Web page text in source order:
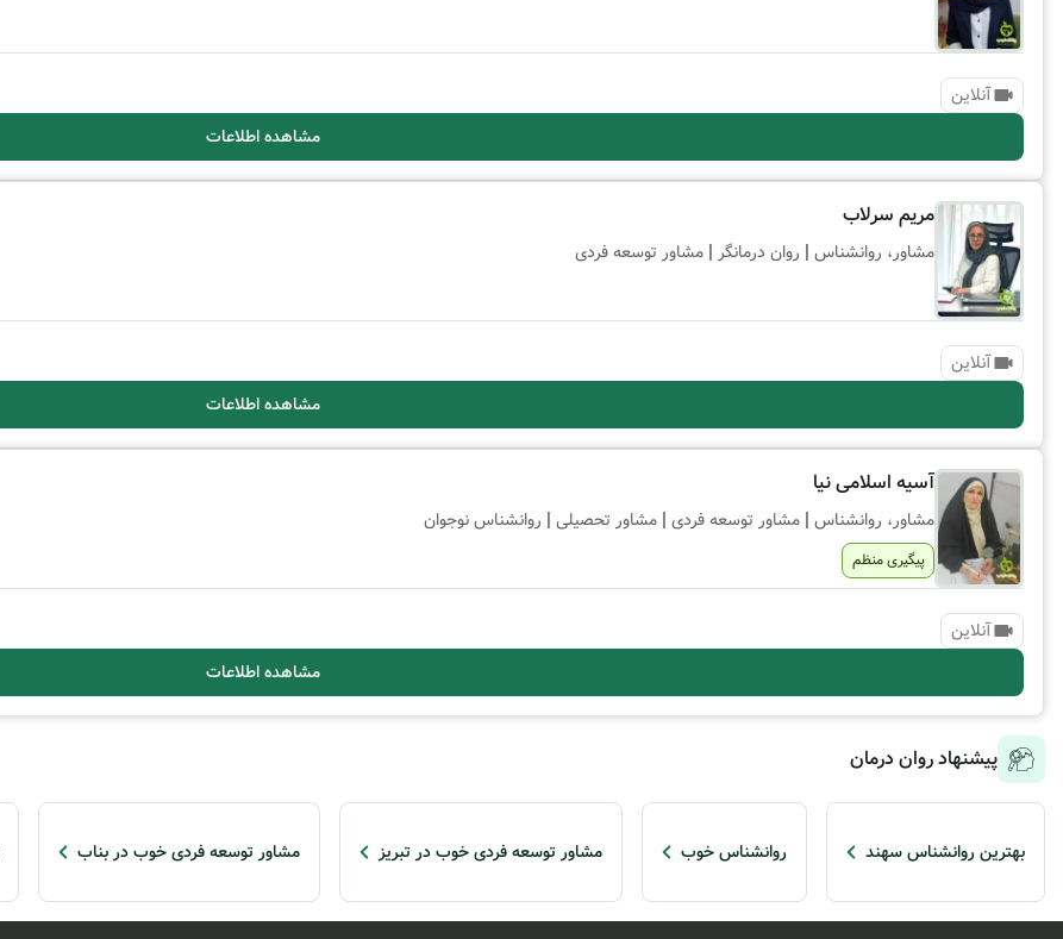
آنلاین
مشاهده اطلاعات
مریم سرلاب
مشاور، روانشناس | روان درمانگر | مشاور توسعه فردی
آنلاین
مشاهده اطلاعات
آسیه اسلامی نیا
مشاور، روانشناس | مشاور توسعه فردی | مشاور تحصیلی | روانشناس نوجوان
پیگیری منظم
آنلاین
مشاهده اطلاعات
پیشنهاد روان درمان
بهترین روانشناس سهند روانشناس خوب مشاور توسعه فردی خوب در تبریز مشاور توسعه فردی خوب در بناب